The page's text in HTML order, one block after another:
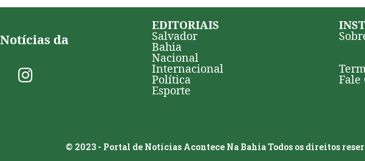
da
EDITORIAIS
Salvador
Bahia
Nacional
Internacional
Política
Esporte
Fale
© 2023 - Portal de Notícias Acontece Na Bahia Todos os direitos